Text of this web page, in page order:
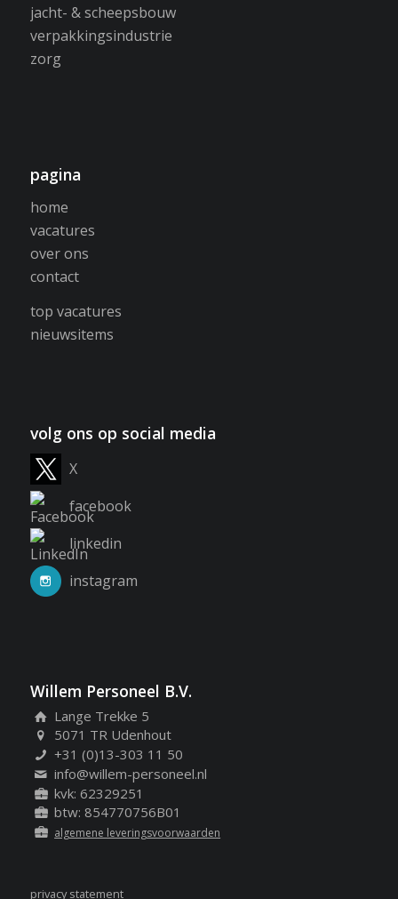
jacht- & scheepsbouw
verpakkingsindustrie
zorg
pagina
home
vacatures
over ons
contact
top vacatures
nieuwsitems
volg ons op social media
X
facebook
linkedin
instagram
Willem Personeel B.V.
Lange Trekke 5
5071 TR Udenhout
+31 (0)13-303 11 50
info@willem-personeel.nl
kvk: 62329251
btw: 854770756B01
algemene leveringsvoorwaarden
privacy statement